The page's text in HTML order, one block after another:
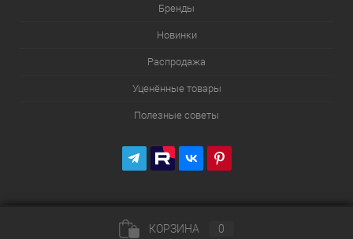
Бренды
Новинки
Распродажа
Уценённые товары
Полезные советы
КОРЗИНА 0